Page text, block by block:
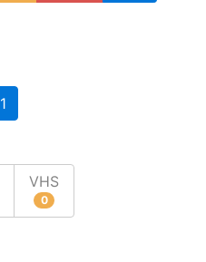
1(current)
VHS
0